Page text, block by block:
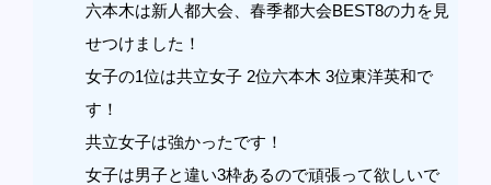
六本木は新人都大会、春季都大会BEST8の力を見
せつけました！
女子の1位は共立女子 2位六本木 3位東洋英和で
す！
共立女子は強かったです！
女子は男子と違い3枠あるので頑張って欲しいで